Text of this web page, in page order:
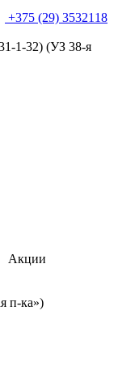
+375 (29) 3532118
1-32) (УЗ 38-я
Акции
п-ка»)